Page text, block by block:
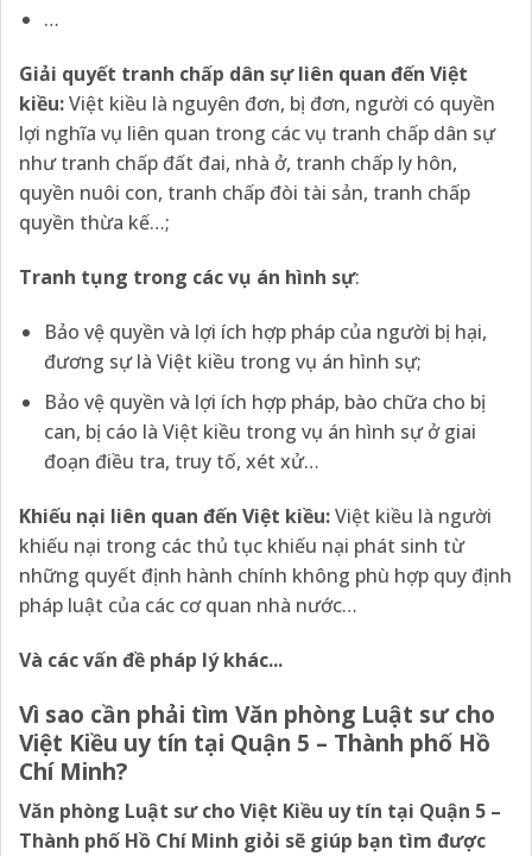
…
Giải quyết tranh chấp dân sự liên quan đến Việt
kiều:Việt kiều là nguyên đơn, bị đơn, người có quyền
lợi nghĩa vụ liên quan trong các vụ tranh chấp dân sự
như tranh chấp đất đai, nhà ở, tranh chấp ly hôn,
quyền nuôi con, tranh chấp đòi tài sản, tranh chấp
quyền thừa kế…;
Tranh tụng trong các vụ án hình sự:
Bảo vệ quyền và lợi ích hợp pháp của người bị hại,
đương sự là Việt kiều trong vụ án hình sự;
Bảo vệ quyền và lợi ích hợp pháp, bào chữa cho bị
can, bị cáo là Việt kiều trong vụ án hình sự ở giai
đoạn điều tra, truy tố, xét xử…
Khiếu nại liên quan đến Việt kiều:Việt kiều là người
khiếu nại trong các thủ tục khiếu nại phát sinh từ
những quyết định hành chính không phù hợp quy định
pháp luật của các cơ quan nhà nước…
Và các vấn đề pháp lý khác...
Vì sao cần phải tìm Văn phòng Luật sư cho
Việt Kiều uy tín tại Quận 5 – Thành phố Hồ
Chí Minh?
Văn phòng Luật sư cho Việt Kiều uy tín tại Quận 5 –
Thành phố Hồ Chí Minh giỏi sẽ giúp bạn tìm được